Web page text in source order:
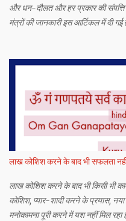
और धन-दौलत और हर प्रकार की
मंत्रों की जानकारी इस आर्टिकल में दी गई
लाख कोशिश करने के बाद भी सफलता
लाख कोशिश करने के बाद भी किसी भी
कोशिश, प्यार-शादी करने के प्रयास,
मनोकामना पूरी करने में यश नहीं मिल रहा